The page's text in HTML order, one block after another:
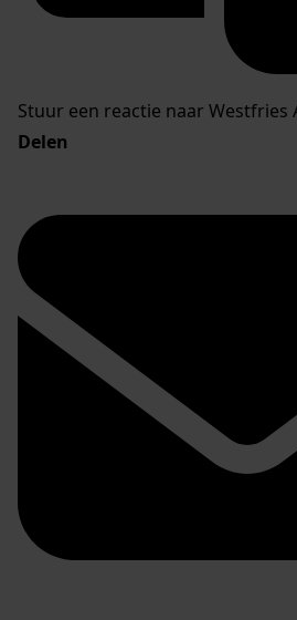
Stuur een reactie naar Westfries
Delen